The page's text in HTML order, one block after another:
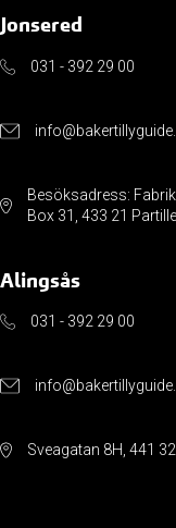
Jonsered
031 - 392 29 00
Besöksadress:
Box 31, 433 21 Partille
Alingsås
031 - 392 29 00
Sveagatan 8H, 441